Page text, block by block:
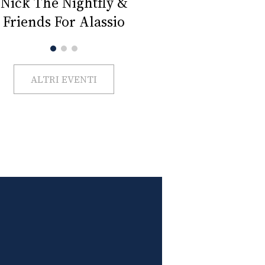
Friends For Alassio
ALTRI EVENTI